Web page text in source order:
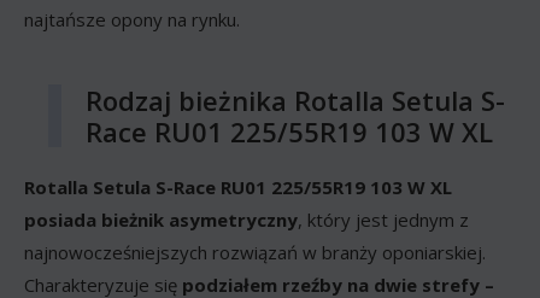
najtańsze opony na rynku.
Rodzaj bieżnika Rotalla Setula S-
Race RU01 225/55R19 103 W XL
Rotalla Setula S-Race RU01 225/55R19 103 W XL
posiada bieżnik asymetryczny, który jest jednym z
najnowocześniejszych rozwiązań w branży oponiarskiej.
Charakteryzuje się podziałem rzeźby na dwie strefy –